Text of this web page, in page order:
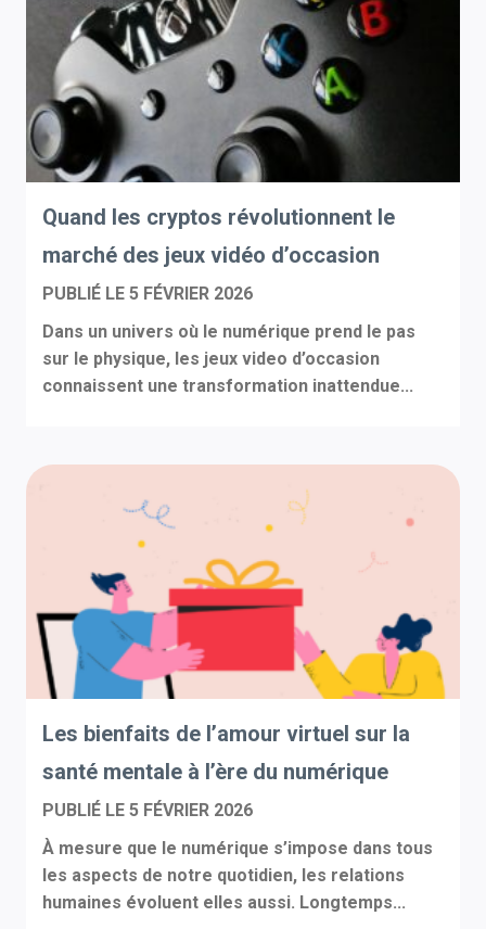
Quand les cryptos révolutionnent le
marché des jeux vidéo d’occasion
PUBLIÉ LE 5 FÉVRIER 2026
Dans un univers où le numérique prend le pas
sur le physique, les jeux video d’occasion
connaissent une transformation inattendue...
Les bienfaits de l’amour virtuel sur la
santé mentale à l’ère du numérique
PUBLIÉ LE 5 FÉVRIER 2026
À mesure que le numérique s’impose dans tous
les aspects de notre quotidien, les relations
humaines évoluent elles aussi. Longtemps...